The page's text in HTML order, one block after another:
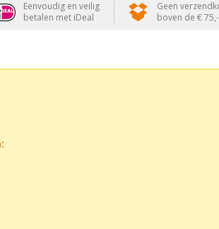
Eenvoudig en veilig
betalen met iDeal
Geen
boven de € 75,-